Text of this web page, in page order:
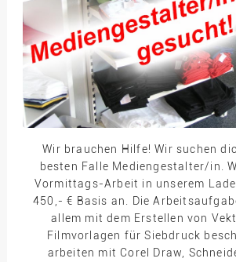
Wir brauchen Hilfe! Wir suchen
besten Falle Mediengestalter/in.
Vormittags-Arbeit in unserem
450,- € Basis an. Die
allem mit dem Erstellen von
Filmvorlagen für Siebdruck
arbeiten mit Corel Draw,